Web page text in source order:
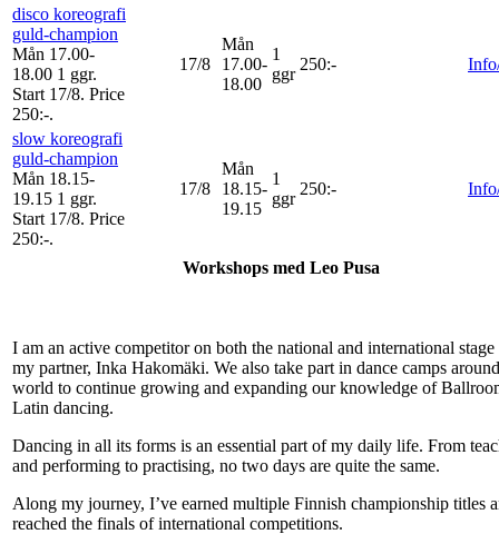
disco koreografi
guld-champion
Mån 17.00-
18.00 1 ggr.
Start 17/8. Price
250:-.
17/8
Mån
17.00-
18.00
1
ggr
250:-
slow koreografi
guld-champion
Mån 18.15-
19.15 1 ggr.
Start 17/8. Price
250:-.
17/8
Mån
18.15-
19.15
1
ggr
250:-
Workshops med Leo Pusa
I am an active competitor on both the national and international
my partner, Inka Hakomäki. We also take part in dance camps
world to continue growing and expanding our knowledge of
Latin dancing.
Dancing in all its forms is an essential part of my daily life. From
and performing to practising, no two days are quite the same.
Along my journey, I’ve earned multiple Finnish championship titles
reached the finals of international competitions.